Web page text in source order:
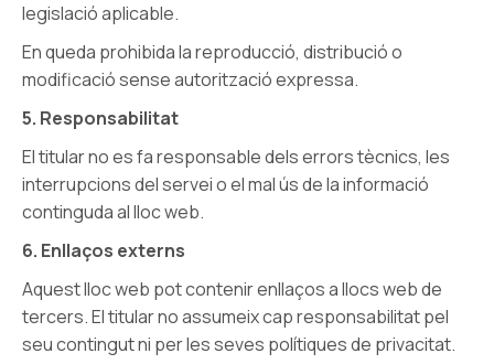
legislació aplicable.
En queda prohibida la reproducció, distribució o
modificació sense autorització expressa.
5. Responsabilitat
El titular no es fa responsable dels errors tècnics, les
interrupcions del servei o el mal ús de la informació
continguda al lloc web.
6. Enllaços externs
Aquest lloc web pot contenir enllaços a llocs web de
tercers. El titular no assumeix cap responsabilitat pel
seu contingut ni per les seves polítiques de privacitat.